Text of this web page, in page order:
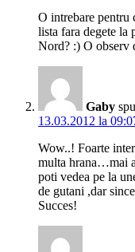
O intrebare pentru
lista fara degete la
Nord? :) O observ
Gaby
13.03.2012 la
Wow..! Foarte
multa hrana…mai
poti vedea pe la
de gutani ,dar
Succes!